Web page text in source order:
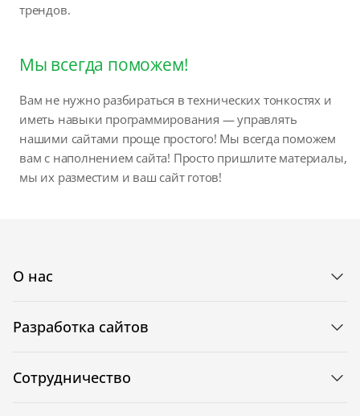
трендов.
Мы всегда поможем!
Вам не нужно разбираться в технических тонкостях и
иметь навыки программирования — управлять
нашими сайтами проще простого! Мы всегда поможем
вам с наполнением сайта! Просто пришлите материалы,
мы их разместим и ваш сайт готов!
О нас
Разработка сайтов
Сотрудничество